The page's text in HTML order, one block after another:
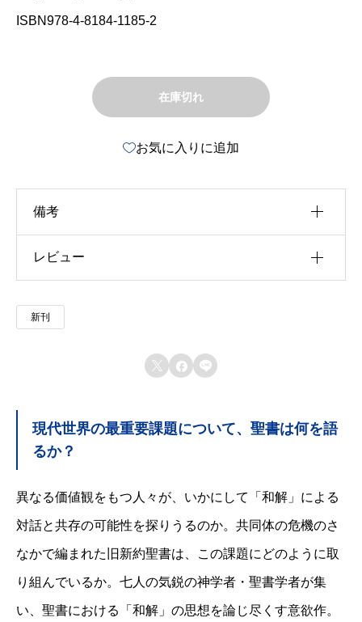
ISBN978-4-8184-1185-2
在庫切れ
お気に入りに追加
備考
u30b5u30a4u30ba
u51fau7248u793e
u642du8f09u6b4cu96c6
u7de8u8a33
u8457u8005
レビュー
以前にこの商品を購入したことのあるログイン済
みのユーザーのみレビューを残すことができま
新刊
  
現代世界の最重要課題について、聖書は何を語
るか？
異なる価値観をもつ人々が、いかにして「和解」による
対話と共存の可能性を探りうるのか。共同体の危機のさ
なかで編まれた旧新約聖書は、この課題にどのように取
り組んでいるか。七人の気鋭の神学者・聖書学者が集
い、聖書における「和解」の思想を論じ尽くす意欲作。